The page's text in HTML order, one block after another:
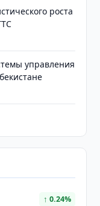
роста
управления
↑ 0.24%